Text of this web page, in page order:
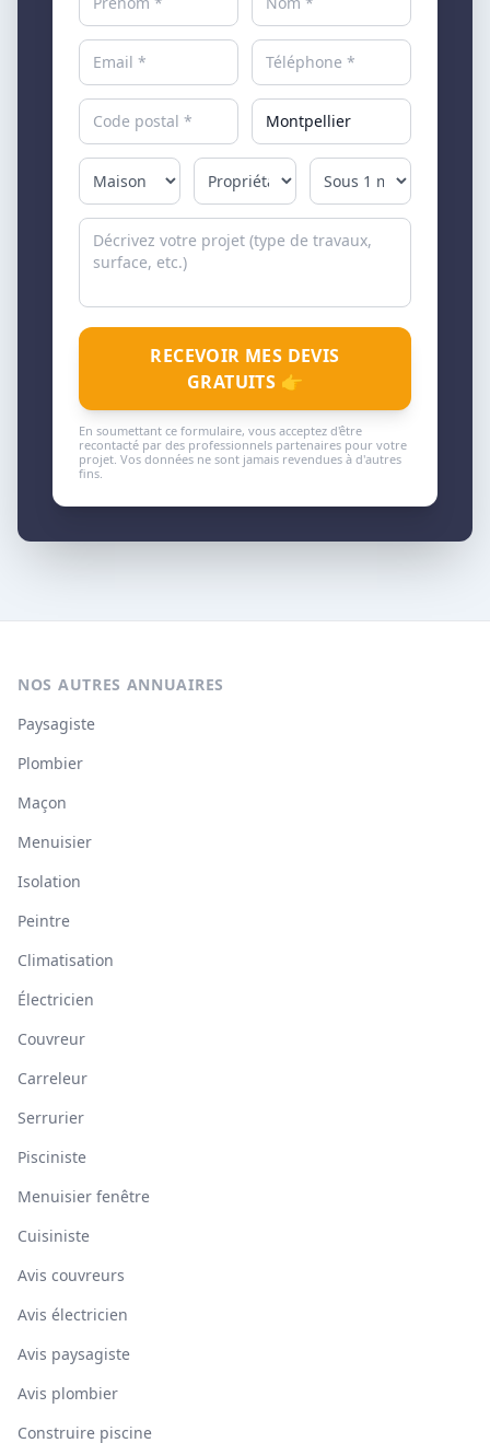
RECEVOIR MES DEVIS
GRATUITS 👉
En soumettant ce formulaire, vous acceptez d'être
recontacté par des professionnels partenaires pour votre
projet. Vos données ne sont jamais revendues à d'autres
fins.
NOS AUTRES ANNUAIRES
Paysagiste
Plombier
Maçon
Menuisier
Isolation
Peintre
Climatisation
Électricien
Couvreur
Carreleur
Serrurier
Pisciniste
Menuisier fenêtre
Cuisiniste
Avis couvreurs
Avis électricien
Avis paysagiste
Avis plombier
Construire piscine